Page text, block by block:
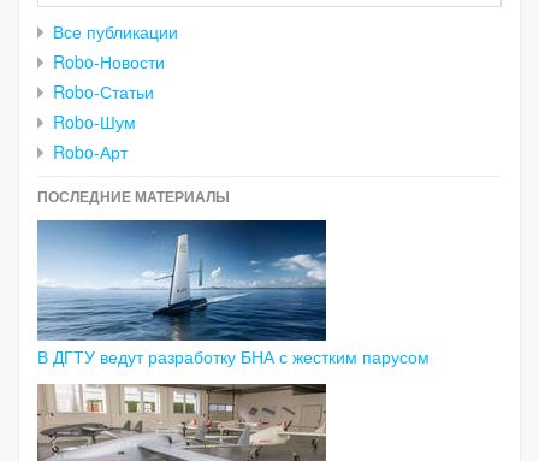
Все публикации
Robo-Новости
Robo-Статьи
Robo-Шум
Robo-Арт
ПОСЛЕДНИЕ МАТЕРИАЛЫ
В ДГТУ ведут разработку БНА с жестким парусом